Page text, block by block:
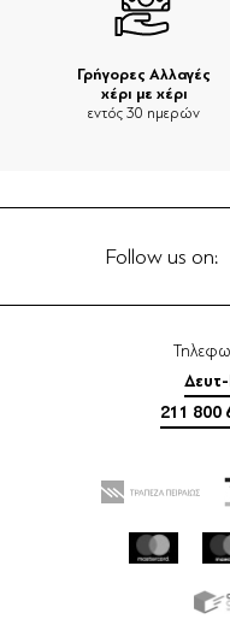
Γρήγορες Αλλαγές
χέρι με χέρι
εντός 30 ημερών
Follow us on:
211 800